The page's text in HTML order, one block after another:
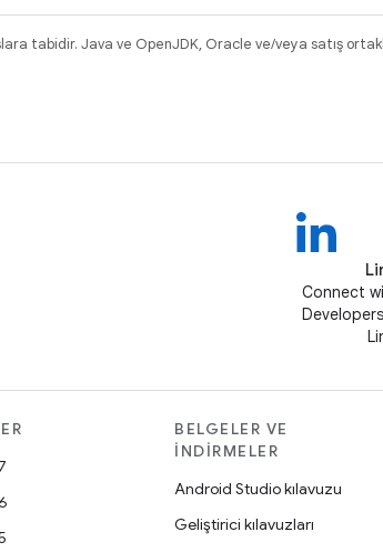
tabidir. Java ve OpenJDK, Oracle ve/veya satış
Connect
BELGELER VE
İNDIRMELER
Android Studio kılavuzu
Geliştirici kılavuzları